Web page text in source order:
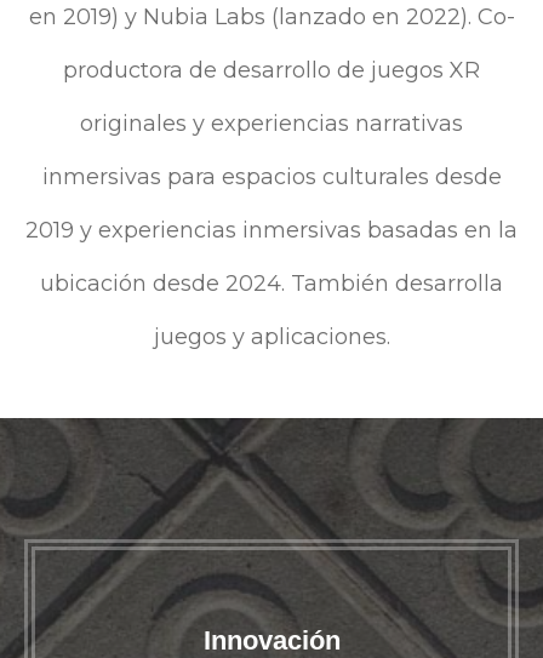
en 2019) y Nubia Labs (lanzado en 2022). Co-
productora de desarrollo de juegos XR
originales y experiencias narrativas
inmersivas para espacios culturales desde
2019 y experiencias inmersivas basadas en la
ubicación desde 2024. También desarrolla
juegos y aplicaciones.
Innovación